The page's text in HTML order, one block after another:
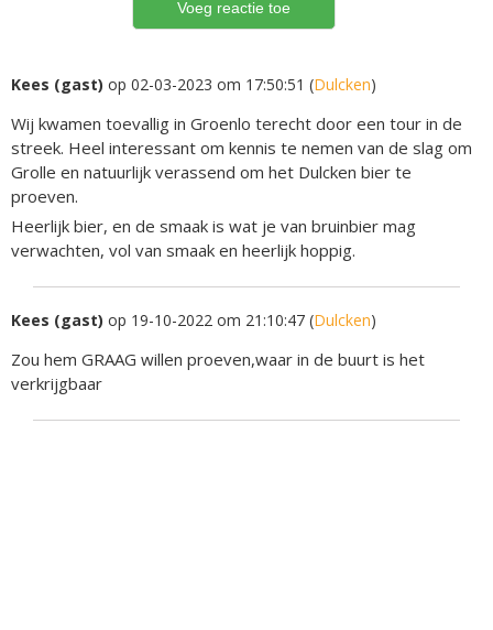
Kees (gast) op 02-03-2023 om 17:50:51 (Dulcken)
Wij kwamen toevallig in Groenlo terecht door een tour in de
streek. Heel interessant om kennis te nemen van de slag om
Grolle en natuurlijk verassend om het Dulcken bier te
proeven.
Heerlijk bier, en de smaak is wat je van bruinbier mag
verwachten, vol van smaak en heerlijk hoppig.
Kees (gast) op 19-10-2022 om 21:10:47 (Dulcken)
Zou hem GRAAG willen proeven,waar in de buurt is het
verkrijgbaar